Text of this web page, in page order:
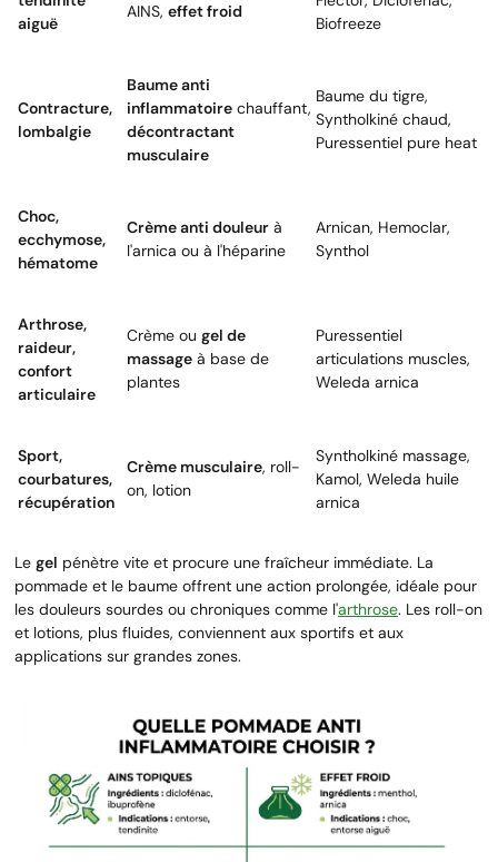
aiguë
AINS, effet froid
Biofreeze
Contracture,
lombalgie
Baume anti
inflammatoire chauffant,
décontractant
musculaire
Baume du tigre,
Syntholkiné chaud,
Puressentiel pure heat
Choc,
ecchymose,
hématome
Crème anti douleur à
l'arnica ou à l'héparine
Arnican, Hemoclar,
Synthol
Arthrose,
raideur,
confort
articulaire
Crème ou gel de
massage à base de
plantes
Puressentiel
articulations muscles,
Weleda arnica
Sport,
courbatures,
récupération
Crème musculaire, roll-
on, lotion
Syntholkiné massage,
Kamol, Weleda huile
arnica
Le gel pénètre vite et procure une fraîcheur immédiate. La
pommade et le baume offrent une action prolongée, idéale pour
les douleurs sourdes ou chroniques comme l'arthrose. Les roll-on
et lotions, plus fluides, conviennent aux sportifs et aux
applications sur grandes zones.